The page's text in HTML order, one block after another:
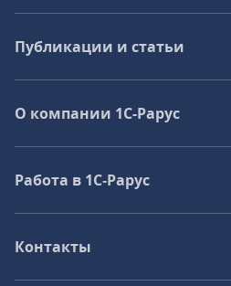
Публикации и статьи
О компании 1C-Рарус
Работа в 1С‑Рарус
Контакты